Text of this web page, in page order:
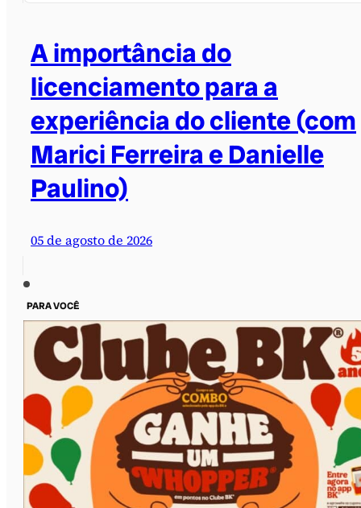
A importância do
licenciamento para a
experiência do cliente (com
Marici Ferreira e Danielle
Paulino)
05 de agosto de 2026
PARA VOCÊ